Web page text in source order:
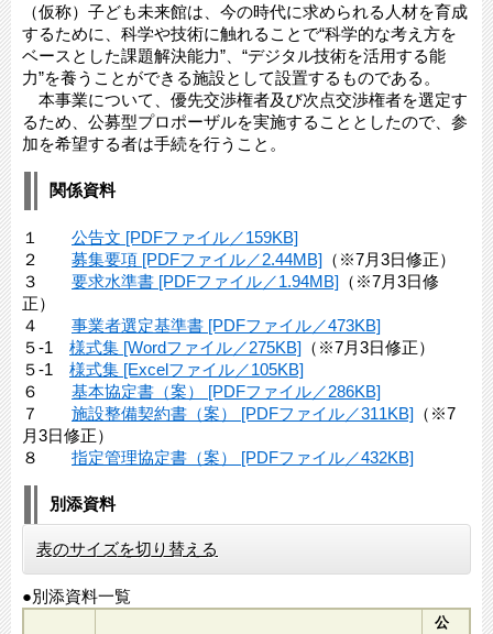
（仮称）子ども未来館は、今の時代に求められる人材を育成
するために、科学や技術に触れることで“科学的な考え方を
ベースとした課題解決能力”、“デジタル技術を活用する能
力”を養うことができる施設として設置するものである。
本事業について、優先交渉権者及び次点交渉権者を選定す
るため、公募型プロポーザルを実施することとしたので、参
加を希望する者は手続を行うこと。
関係資料
１ 公告文 [PDFファイル／159KB]
２ 募集要項 [PDFファイル／2.44MB] （※7月3日修正）
３ 要求水準書 [PDFファイル／1.94MB] （※7月3日修
正）​​
４ 事業者選定基準書 [PDFファイル／473KB]
５-1 様式集 [Wordファイル／275KB] （※7月3日修正）​
５-1 様式集 [Excelファイル／105KB]
６ 基本協定書（案） [PDFファイル／286KB]
７ 施設整備契約書（案） [PDFファイル／311KB] （※7
月3日修正）​​
８ 指定管理協定書（案） [PDFファイル／432KB]
別添資料
表のサイズを切り替える
●別添資料一覧
公